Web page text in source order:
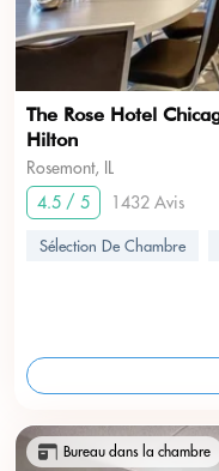
The Rose Hotel
Hilton
Rosemont, IL
4.5 / 5
1432 Avis
Sélection De Chambre
Bureau dans la chambre